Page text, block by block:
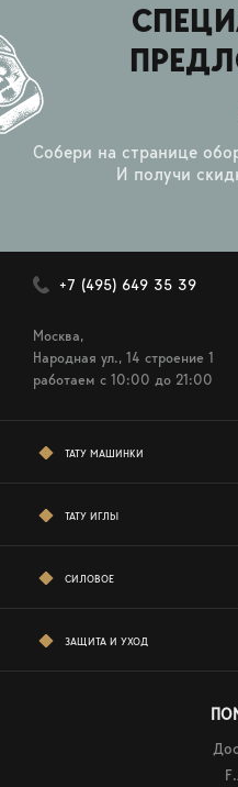
Собери на странице
И получи
+7 (495) 649 35 39
Москва,
Народная ул., 14 строение 1
работаем c 10:00 до 21:00
ТАТУ МАШИНКИ
ТАТУ ИГЛЫ
СИЛОВОЕ
ЗАЩИТА И УХОД